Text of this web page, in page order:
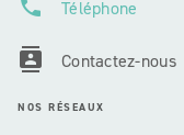
phone Téléphone
contacts Contactez-nous
NOS RÉSEAUX